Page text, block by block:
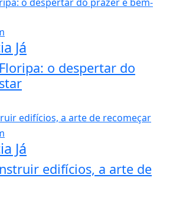
Já
o despertar do
Já
edifícios, a arte de